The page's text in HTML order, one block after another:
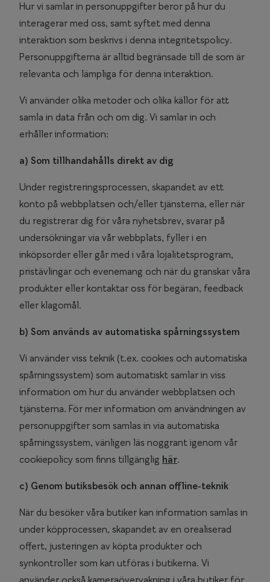
Hur vi samlar in personuppgifter beror på hur du
interagerar med oss, samt syftet med denna
interaktion som beskrivs i denna integritetspolicy.
Personuppgifterna är alltid begränsade till de som är
relevanta och lämpliga för denna interaktion.
Vi använder olika metoder och olika källor för att
samla in data från och om dig. Vi samlar in och
erhåller information:
a) Som tillhandahålls direkt av dig
Under registreringsprocessen, skapandet av ett
konto på webbplatsen och/eller tjänsterna, eller när
du registrerar dig för våra nyhetsbrev, svarar på
undersökningar via vår webbplats, fyller i en
inköpsorder eller går med i våra lojalitetsprogram,
pristävlingar och evenemang och när du granskar våra
produkter eller kontaktar oss för begäran, feedback
eller klagomål.
b) Som används av automatiska spårningssystem
Vi använder viss teknik (t.ex. cookies och automatiska
spårningssystem) som automatiskt samlar in viss
information om hur du använder webbplatsen och
tjänsterna. För mer information om användningen av
personuppgifter som samlas in via automatiska
spårningssystem, vänligen läs noggrant igenom vår
cookiepolicy som finns tillgänglig här.
c) Genom butiksbesök och annan offline-teknik
När du besöker våra butiker kan information samlas in
under köpprocessen, skapandet av en orealiserad
offert, justeringen av köpta produkter och
synkontroller som kan utföras i butikerna. Vi